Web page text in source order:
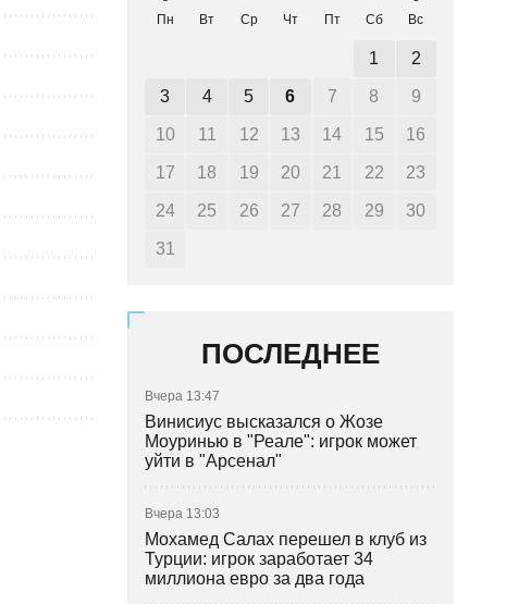
Пн Вт Ср Чт Пт Сб Вс
1 2
3 4 5 6 7 8 9
10 11 12 13 14 15 16
17 18 19 20 21 22 23
24 25 26 27 28 29 30
31
ПОСЛЕДНЕЕ
Вчера 13:47
Винисиус высказался о Жозе
Моуринью в "Реале": игрок может
уйти в "Арсенал"
Вчера 13:03
Мохамед Салах перешел в клуб из
Турции: игрок заработает 34
миллиона евро за два года